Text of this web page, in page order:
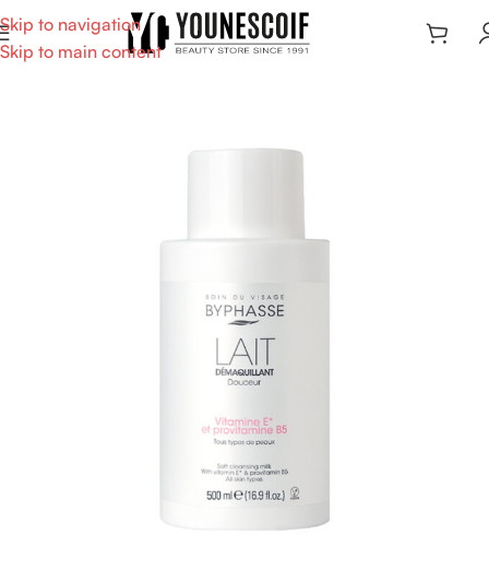
Skip to navigation
Skip to main content